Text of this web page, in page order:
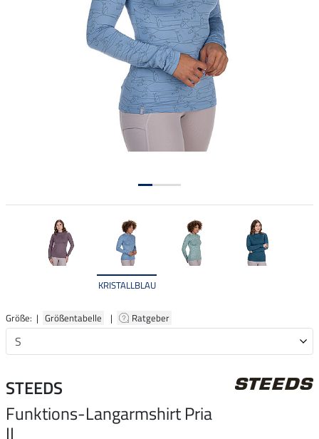
KRISTALLBLAU
Größe: | Größentabelle | Ratgeber
STEEDS
Funktions-Langarmshirt Pria
II